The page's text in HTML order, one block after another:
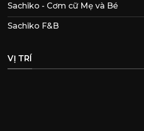
Sachiko - Cơm cữ Mẹ và Bé
Sachiko F&B
VỊ TRÍ